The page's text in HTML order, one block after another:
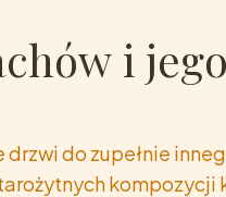
i jego
do zupełnie
kompozycji